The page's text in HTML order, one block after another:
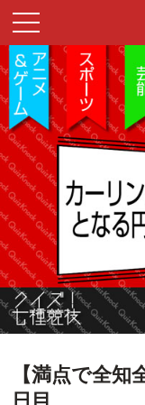
【満点で全